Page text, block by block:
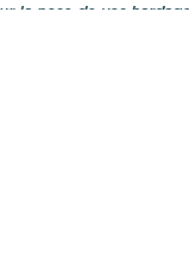
la pose de vos